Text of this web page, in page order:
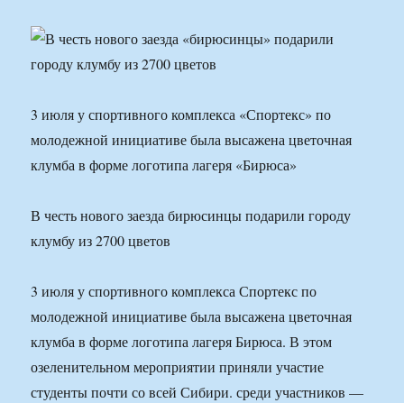
3 июля у спортивного комплекса «Спортекс» по
молодежной инициативе была высажена цветочная
клумба в форме логотипа лагеря «Бирюса»
В честь нового заезда бирюсинцы подарили городу
клумбу из 2700 цветов
3 июля у спортивного комплекса Спортекс по
молодежной инициативе была высажена цветочная
клумба в форме логотипа лагеря Бирюса. В этом
озеленительном мероприятии приняли участие
студенты почти со всей Сибири. среди участников —